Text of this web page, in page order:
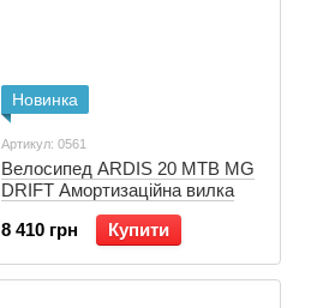
Новинка
Артикул: 0561
Велосипед ARDIS 20 MTB MG
DRIFT Амортизаційна вилка
8 410 грн
Купити